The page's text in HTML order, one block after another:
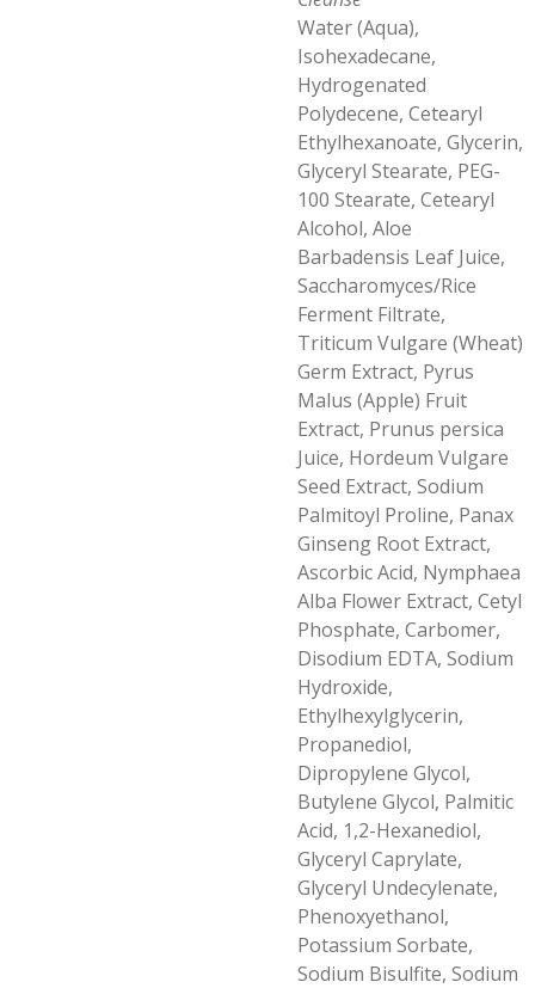
Water (Aqua),
Isohexadecane,
Hydrogenated
Polydecene, Cetearyl
Ethylhexanoate, Glycerin,
Glyceryl Stearate, PEG-
100 Stearate, Cetearyl
Alcohol, Aloe
Barbadensis Leaf Juice,
Saccharomyces/Rice
Ferment Filtrate,
Triticum Vulgare (Wheat)
Germ Extract, Pyrus
Malus (Apple) Fruit
Extract, Prunus persica
Juice, Hordeum Vulgare
Seed Extract, Sodium
Palmitoyl Proline, Panax
Ginseng Root Extract,
Ascorbic Acid, Nymphaea
Alba Flower Extract, Cetyl
Phosphate, Carbomer,
Disodium EDTA, Sodium
Hydroxide,
Ethylhexylglycerin,
Propanediol,
Dipropylene Glycol,
Butylene Glycol, Palmitic
Acid, 1,2-Hexanediol,
Glyceryl Caprylate,
Glyceryl Undecylenate,
Phenoxyethanol,
Potassium Sorbate,
Sodium Bisulfite, Sodium